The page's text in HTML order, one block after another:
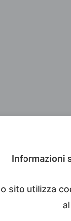
Informazioni
sito utilizza